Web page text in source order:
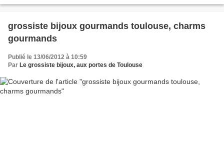
grossiste bijoux gourmands toulouse, charms
gourmands
Publié le 13/06/2012 à 10:59
Par Le grossiste bijoux, aux portes de Toulouse